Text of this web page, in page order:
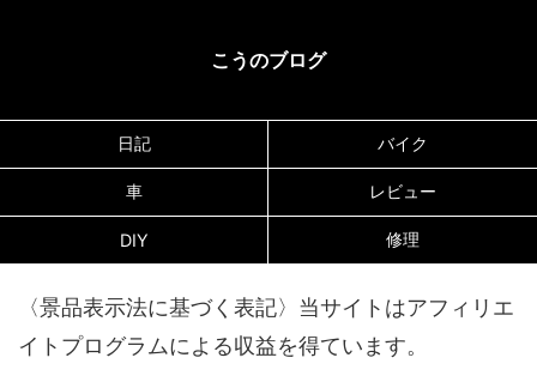
こうのブログ
日記 バイク
車 レビュー
DIY 修理
〈景品表示法に基づく表記〉当サイトはアフィリエ
イトプログラムによる収益を得ています。